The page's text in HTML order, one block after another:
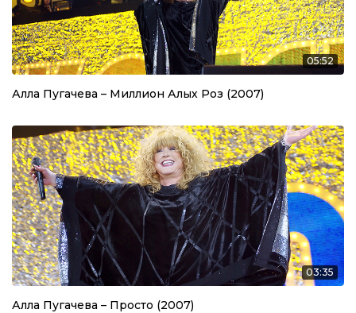
05:52
Алла Пугачева – Миллион Алых Роз (2007)
03:35
Алла Пугачева – Просто (2007)